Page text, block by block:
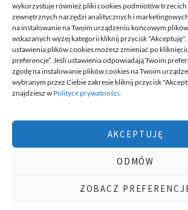
wykorzystuje również pliki cookies podmiotów trzecich
zewnętrznych narzędzi analitycznych i
na instalowanie na Twoim urządzeniu końcowym
wskazanych wyżej kategorii kliknij przycisk "Akceptuję".
ustawienia plików cookies możesz zmieniać po
preferencje”. Jeśli ustawienia odpowiadają Twoim
zgodę na instalowanie plików cookies na Twoim
wybranym przez Ciebie zakresie kliknij przycisk
znajdziesz w Polityce prywatności.
AKCEPTUJĘ
ODMÓW
ZOBACZ
DECA /
Deca
to miejsce stworzone dla ludzi takich jak ty,
możesz znaleźć wiele ciekawych informacji, na
informacji podzielonych na tematyczne
innymi ten serwis.
Chcesz do nas dołączyć, pisać teksty i dzielić się
wizytówki nap